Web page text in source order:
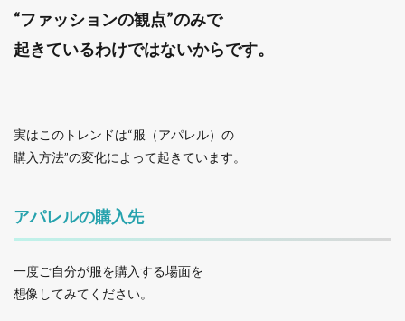
“ファッションの観点”のみで
起きているわけではないからです。
実はこのトレンドは“服（アパレル）の
購入方法”の変化によって起きています。
アパレルの購入先
一度ご自分が服を購入する場面を
想像してみてください。